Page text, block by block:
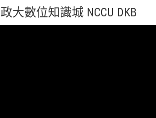
政大數位知識城 NCCU DKB